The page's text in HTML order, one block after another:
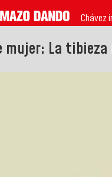
Chávez
mujer: La